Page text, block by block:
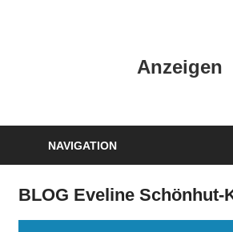
Anzeigen
NAVIGATION
BLOG Eveline Schönhut-